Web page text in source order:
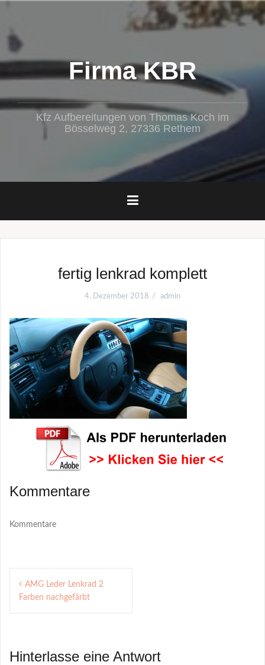
Firma KBR
Kfz Aufbereitungen von Thomas Koch im
Bösselweg 2, 27336 Rethem
fertig lenkrad komplett
4. Dezember 2018 admin
Kommentare
Kommentare
Post
navigation
AMG Leder Lenkrad 2
Farben nachgefärbt
Hinterlasse eine Antwort